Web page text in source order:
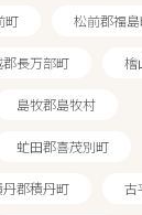
町 松前郡福
郡長万部町 檜
島牧郡島牧村
虻田郡喜茂別町
丹郡積丹町 古